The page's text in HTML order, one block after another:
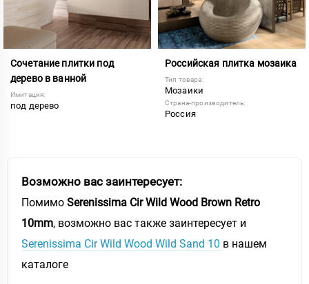
Сочетание плитки под
дерево в ванной
Имитация:
под дерево
Российская плитка мозаика
Тип товара:
Мозаики
Страна-производитель:
Россия
Возможно вас заинтересует:
Помимо Serenissima Cir Wild Wood Brown Retro
10mm, возможно вас также заинтересует и
Serenissima Cir Wild Wood Wild Sand 10 в нашем
каталоге